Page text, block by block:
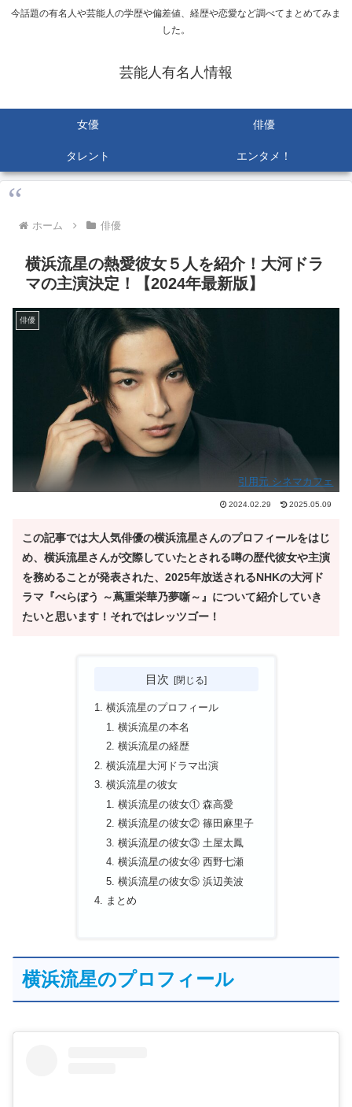
今話題の有名人や芸能人の学歴や偏差値、経歴や恋愛など調べてまとめてみま
した。
芸能人有名人情報
女優 俳優
タレント エンタメ！
ホーム 俳優
横浜流星の熱愛彼女５人を紹介！大河ドラ
マの主演決定！【2024年最新版】
俳優
引用元 シネマカフェ
2024.02.29 2025.05.09
この記事では大人気俳優の横浜流星さんのプロフィールをはじ
め、横浜流星さんが交際していたとされる噂の歴代彼女や主演
を務めることが発表された、2025年放送されるNHKの大河ド
ラマ『べらぼう ～蔦重栄華乃夢噺～』について紹介していき
たいと思います！それではレッツゴー！
目次
横浜流星のプロフィール
横浜流星の本名
横浜流星の経歴
横浜流星大河ドラマ出演
横浜流星の彼女
横浜流星の彼女① 森高愛
横浜流星の彼女② 篠田麻里子
横浜流星の彼女③ 土屋太鳳
横浜流星の彼女④ 西野七瀬
横浜流星の彼女⑤ 浜辺美波
まとめ
横浜流星のプロフィール